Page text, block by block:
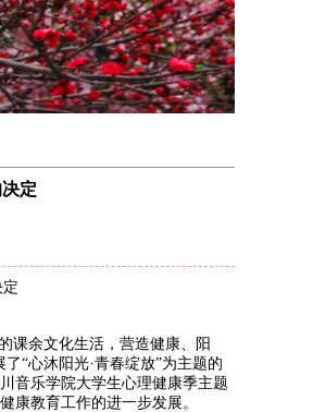
定
课余文化生活，营造健康、阳
了“心沐阳光·青春绽放”为主题的
音乐学院大学生心理健康季主题
康教育工作的进一步发展。